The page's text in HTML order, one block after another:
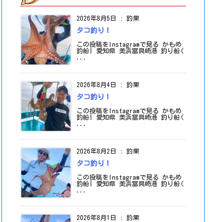
2026年8月5日 : 釣果
タコ釣り！
この投稿をInstagramで見る かもめ
釣船| 愛知県 美浜冨具崎港 釣り船(
...
2026年8月4日 : 釣果
タコ釣り！
この投稿をInstagramで見る かもめ
釣船| 愛知県 美浜冨具崎港 釣り船(
...
2026年8月2日 : 釣果
タコ釣り！
この投稿をInstagramで見る かもめ
釣船| 愛知県 美浜冨具崎港 釣り船(
...
2026年8月1日 : 釣果